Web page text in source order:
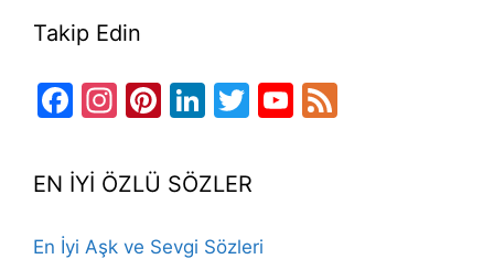
Takip Edin
Facebook
Instagram
Pinterest
LinkedIn
TwitterYouTube
EN İYİ ÖZLÜ SÖZLER
En İyi Aşk ve Sevgi Sözleri